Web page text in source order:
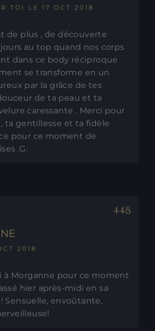
TOI LE 17 OCT 2018
de plus , de découverte
au top quand nos corps
dans ce body réciproque
se transforme en un
par la grâce de tes
de ta peau et ta
caressante . Merci pour
ta gentillesse et ta fidèle
pour ce moment de
.G.
2018
à Morganne pour ce moment
hier après-midi en sa
Sensuelle, envoûtante,